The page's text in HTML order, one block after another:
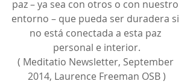
paz – ya sea con otros o con nuestro
entorno – que pueda ser duradera si
no está conectada a esta paz
personal e interior.
( Meditatio Newsletter, September
2014, Laurence Freeman OSB )